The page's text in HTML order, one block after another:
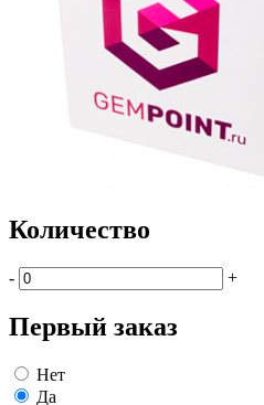
Количество
- +
Первый заказ
Нет
Да